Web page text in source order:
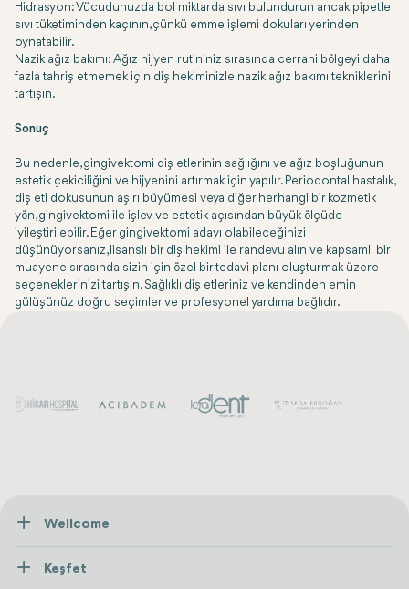
Hidrasyon:Vücudunuzda bol miktarda sıvı bulundurun ancak pipetle
sıvı tüketiminden kaçının, çünkü emme işlemi dokuları yerinden
oynatabilir.
Nazik ağız bakımı: Ağız hijyen rutininiz sırasında cerrahi bölgeyi daha
fazla tahriş etmemek için diş hekiminizle nazik ağız bakımı tekniklerini
tartışın.
Sonuç
Bu nedenle, gingivektomi diş etlerinin sağlığını ve ağız boşluğunun
estetik çekiciliğini ve hijyenini artırmak için yapılır. Periodontal hastalık,
diş eti dokusunun aşırı büyümesi veya diğer herhangi bir kozmetik
yön, gingivektomi ile işlev ve estetik açısından büyük ölçüde
iyileştirilebilir. Eğer gingivektomi adayı olabileceğinizi
düşünüyorsanız, lisanslı bir diş hekimi ile randevu alın ve kapsamlı bir
muayene sırasında sizin için özel bir tedavi planı oluşturmak üzere
seçeneklerinizi tartışın. Sağlıklı diş etleriniz ve kendinden emin
gülüşünüz doğru seçimler ve profesyonel yardıma bağlıdır.
Wellcome
İletişim
Keşfet